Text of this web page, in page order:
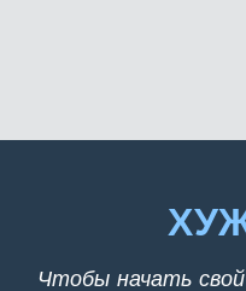
Чтобы начать